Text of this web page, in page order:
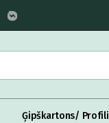
Ģipškartons/ Profili